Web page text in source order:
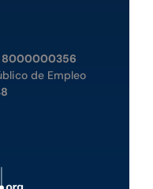
8000000356
de Empleo